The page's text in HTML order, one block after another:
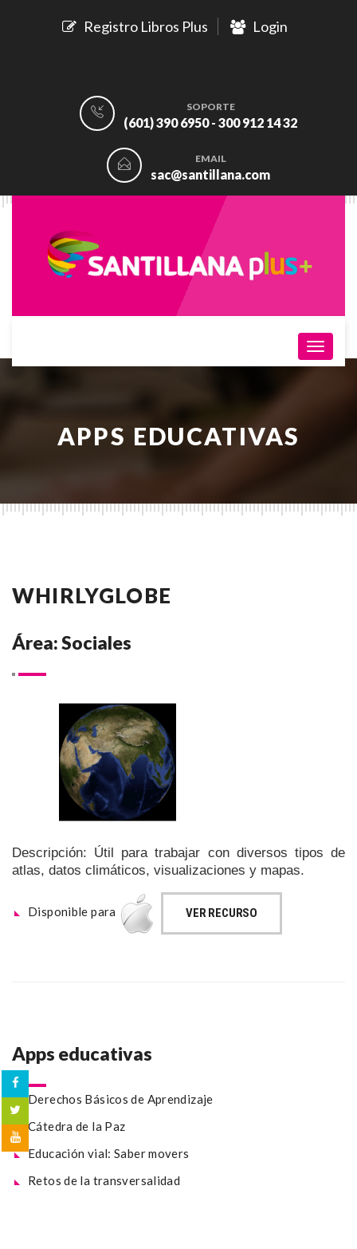
Registro Libros Plus Login
SOPORTE
(601) 390 6950 - 300 912 14 32
EMAIL
sac@santillana.com
APPS EDUCATIVAS
WHIRLYGLOBE
Área: Sociales
Descripción: Útil para trabajar con diversos tipos de
atlas, datos climáticos, visualizaciones y mapas.
Disponible para VER RECURSO
Apps educativas
Derechos Básicos de Aprendizaje
Cátedra de la Paz
Educación vial: Saber movers
Retos de la transversalidad